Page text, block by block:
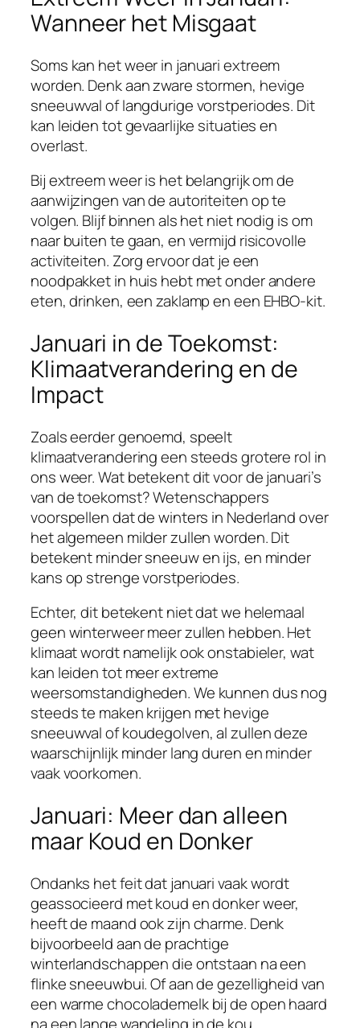
Wanneer het Misgaat
Soms kan het weer in januari extreem
worden. Denk aan zware stormen, hevige
sneeuwval of langdurige vorstperiodes. Dit
kan leiden tot gevaarlijke situaties en
overlast.
Bij extreem weer is het belangrijk om de
aanwijzingen van de autoriteiten op te
volgen. Blijf binnen als het niet nodig is om
naar buiten te gaan, en vermijd risicovolle
activiteiten. Zorg ervoor dat je een
noodpakket in huis hebt met onder andere
eten, drinken, een zaklamp en een EHBO-kit.
Januari in de Toekomst:
Klimaatverandering en de
Impact
Zoals eerder genoemd, speelt
klimaatverandering een steeds grotere rol in
ons weer. Wat betekent dit voor de januari’s
van de toekomst? Wetenschappers
voorspellen dat de winters in Nederland over
het algemeen milder zullen worden. Dit
betekent minder sneeuw en ijs, en minder
kans op strenge vorstperiodes.
Echter, dit betekent niet dat we helemaal
geen winterweer meer zullen hebben. Het
klimaat wordt namelijk ook onstabieler, wat
kan leiden tot meer extreme
weersomstandigheden. We kunnen dus nog
steeds te maken krijgen met hevige
sneeuwval of koudegolven, al zullen deze
waarschijnlijk minder lang duren en minder
vaak voorkomen.
Januari: Meer dan alleen
maar Koud en Donker
Ondanks het feit dat januari vaak wordt
geassocieerd met koud en donker weer,
heeft de maand ook zijn charme. Denk
bijvoorbeeld aan de prachtige
winterlandschappen die ontstaan na een
flinke sneeuwbui. Of aan de gezelligheid van
een warme chocolademelk bij de open haard
na een lange wandeling in de kou.